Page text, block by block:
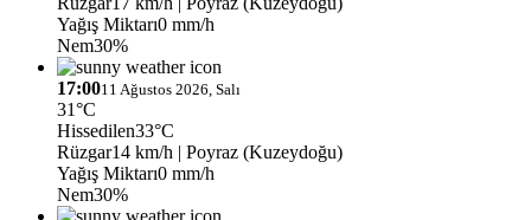
Yağış Miktarı0 mm/h
Nem30%
17:0011 Ağustos 2026, Salı
31°C
Hissedilen33°C
Rüzgar14 km/h | Poyraz (Kuzeydoğu)
Yağış Miktarı0 mm/h
Nem30%